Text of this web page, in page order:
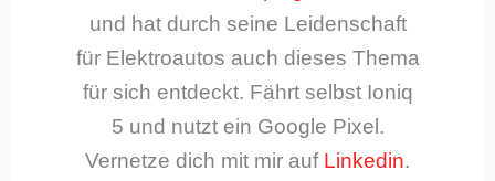
und hat durch seine Leidenschaft
für Elektroautos auch dieses Thema
für sich entdeckt. Fährt selbst Ioniq
5 und nutzt ein Google Pixel.
Vernetze dich mit mir auf Linkedin.